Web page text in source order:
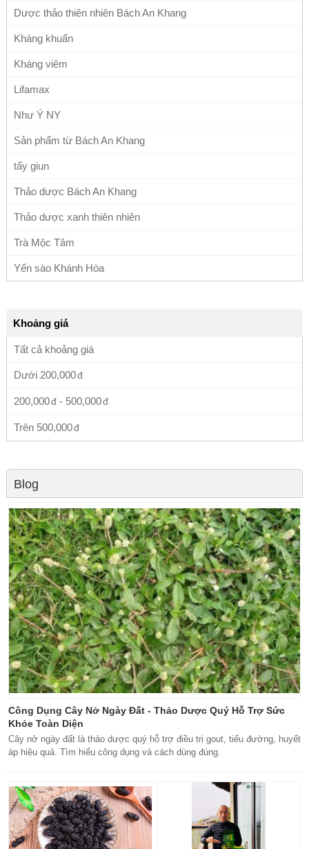
Dược thảo thiên nhiên Bách An Khang
Kháng khuẩn
Kháng viêm
Lifamax
Như Ý NY
Sản phẩm từ Bách An Khang
tẩy giun
Thảo dược Bách An Khang
Thảo dược xanh thiên nhiên
Trà Mộc Tâm
Yến sào Khánh Hòa
Khoảng giá
Tất cả khoảng giá
Dưới 200,000
200,000 - 500,000
Trên 500,000
Blog
Công Dụng Cây Nở Ngày Đất - Thảo Dược Quý Hỗ Trợ Sức
Khỏe Toàn Diện
Cây nở ngày đất là thảo dược quý hỗ trợ điều trị gout, tiểu đường, huyết
áp hiệu quả. Tìm hiểu công dụng và cách dùng đúng.